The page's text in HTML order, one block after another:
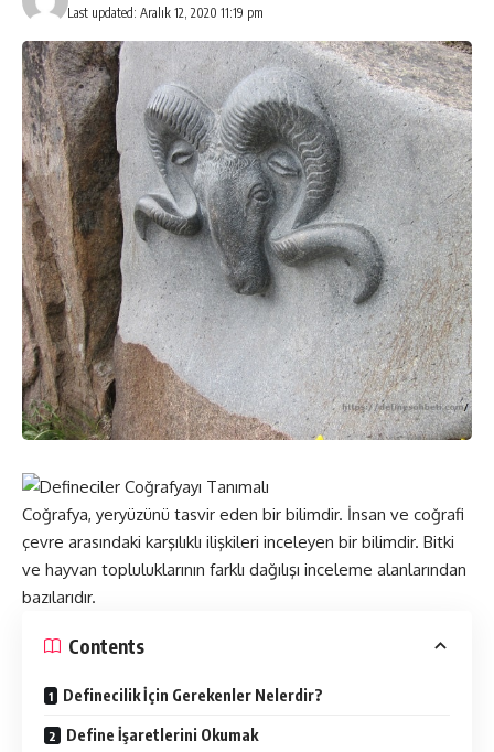
Last updated: Aralık 12, 2020 11:19 pm
Coğrafya, yeryüzünü tasvir eden bir bilimdir. İnsan ve coğrafi
çevre arasındaki karşılıklı ilişkileri inceleyen bir bilimdir. Bitki
ve hayvan topluluklarının farklı dağılışı inceleme alanlarından
bazılarıdır.
Contents
Definecilik İçin Gerekenler Nelerdir?
Define İşaretlerini Okumak